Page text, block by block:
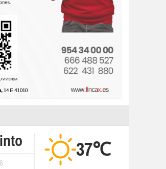
37℃